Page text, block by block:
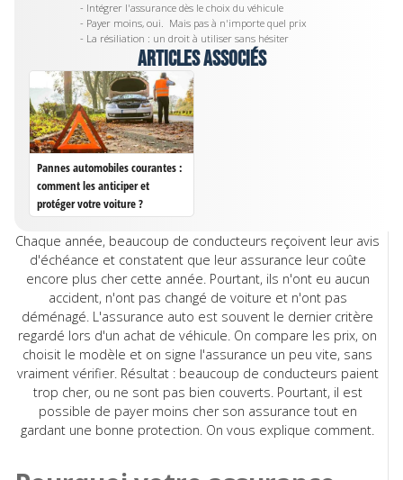
Chaque année, beaucoup de conducteurs reçoivent leur avis
d'échéance et constatent que leur assurance leur coûte
encore plus cher cette année. Pourtant, ils n'ont eu aucun
accident, n'ont pas changé de voiture et n'ont pas
déménagé. L'assurance auto est souvent le dernier critère
regardé lors d'un achat de véhicule. On compare les prix, on
choisit le modèle et on signe l'assurance un peu vite, sans
vraiment vérifier. Résultat : beaucoup de conducteurs paient
trop cher, ou ne sont pas bien couverts. Pourtant, il est
possible de payer moins cher son assurance tout en
gardant une bonne protection. On vous explique comment.
- Intégrer l'assurance dès le choix du véhicule
- Payer moins, oui. Mais pas à n'importe quel prix
- La résiliation : un droit à utiliser sans hésiter
Articles associés
Pannes automobiles courantes :
comment les anticiper et
protéger votre voiture ?